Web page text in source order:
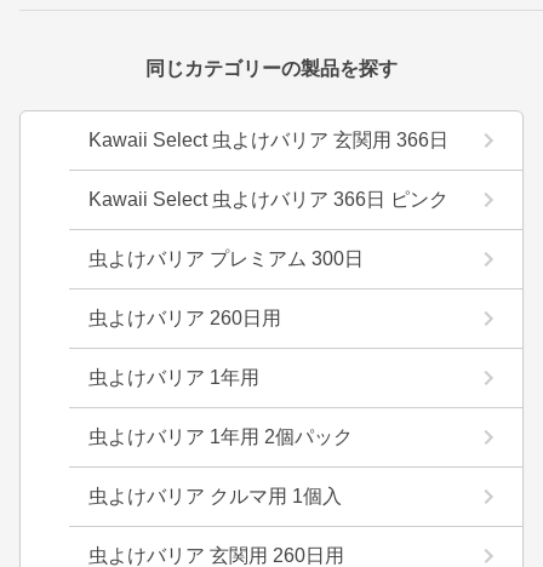
同じカテゴリーの製品を探す
Kawaii Select 虫よけバリア 玄関用 366日
Kawaii Select 虫よけバリア 366日 ピンク
虫よけバリア プレミアム 300日
虫よけバリア 260日用
虫よけバリア 1年用
虫よけバリア 1年用 2個パック
虫よけバリア クルマ用 1個入
虫よけバリア 玄関用 260日用